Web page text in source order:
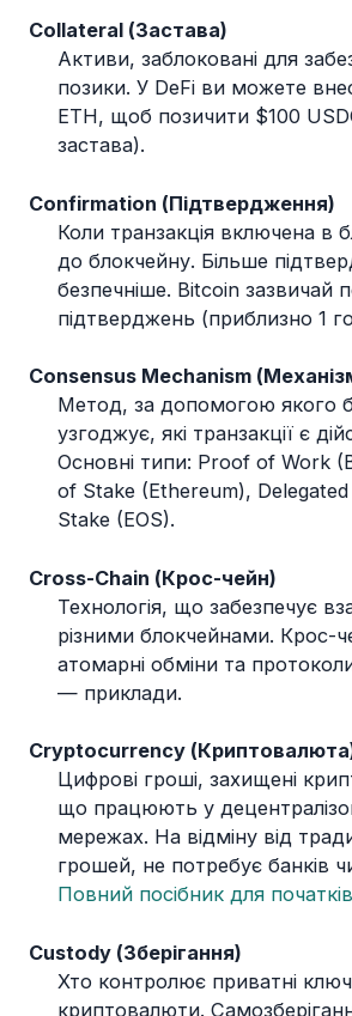
Collateral (Застава)
Активи, заблоковані для
позики. У DeFi ви можете
ETH, щоб позичити $100
застава).
Confirmation (Підтвердження)
Коли транзакція включена в
до блокчейну. Більше
безпечніше. Bitcoin зазвичай
підтверджень (приблизно 1
Consensus Mechanism
Метод, за допомогою якого
узгоджує, які транзакції є
Основні типи: Proof of Work
of Stake (Ethereum),
Stake (EOS).
Cross-Chain (Крос-чейн)
Технологія, що забезпечує
різними блокчейнами. Крос-
атомарні обміни та
— приклади.
Cryptocurrency
Цифрові гроші, захищені
що працюють у
мережах. На відміну від
грошей, не потребує банків
Повний посібник для
Custody (Зберігання)
Хто контролює приватні
криптовалюти.